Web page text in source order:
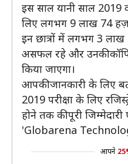
इस साल यानी साल 2019
लिए लगभग 9 लाख 74
इन छात्रों में लगभग 3 लाख
असफल रहे और उनकी
किया जाएगा।
आपकी जानकारी के लिए
2019 परीक्षा के लिए
होने तक की पूरी जिम्‍मेदारी
'Globarena
आपने